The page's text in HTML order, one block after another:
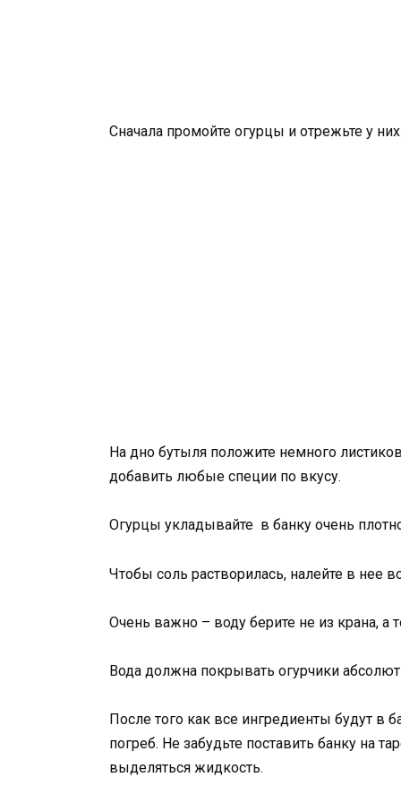
Сначала промойте огурцы и отрежьте у
На дно бутыля положите немного
добавить любые специи по вкусу.
Огурцы укладывайте в банку очень
Чтобы соль растворилась, налейте в нее
Очень важно – воду берите не из крана, а
Вода должна покрывать огурчики
После того как все ингредиенты будут в
погреб. Не забудьте поставить банку на
выделяться жидкость.